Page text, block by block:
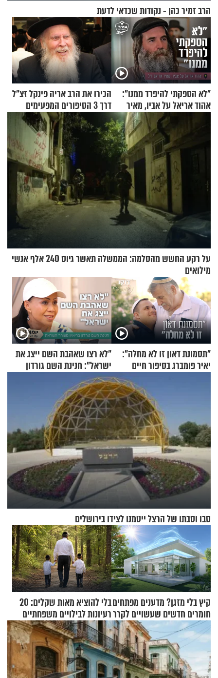
הרב זמיר כהן - נקודות שכדאי לדעת
"לא הספקתי להיפרד ממנו":
אהוד אריאל על אביו, מאיר
הכירו את הרב אריה פינקל זצ"ל
דרך 3 הסיפורים המפעימים
האלה
על רקע החשש מהסלמה: הממשלה תאשר גיוס 240 אלף אנשי
מילואים
"תסמונת דאון זו לא מחלה":
יאיר פומברג בסיפור חיים
"לא רצו שאהבת השם ייצג את
ישראל": חנינת השם גורדון
בריאיון מעורר השראה
סבו וסבתו של הרצל ייטמנו לצידו בירושלים
קיץ בלי מזגן? מדענים מפתחים
חומרים חדשים שעשויים לקרר
בתים
בלי להוציא מאות שקלים: 20
רעיונות לבילויים משפחתיים
כמעט בחינם